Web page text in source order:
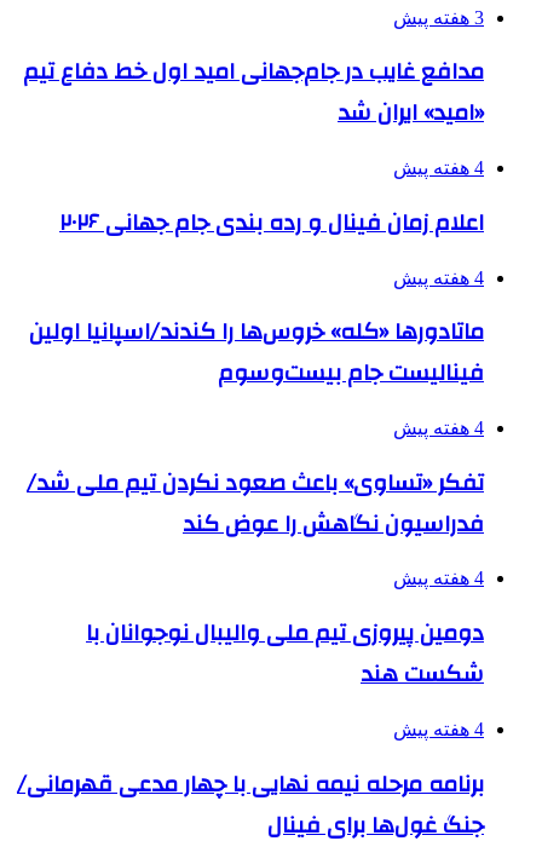
3 هفته پیش
مدافع غایب در جام‌جهانی امید اول خط دفاع تیم
«امید» ایران شد
4 هفته پیش
اعلام زمان فینال و رده بندی جام جهانی ۲۰۲۶
4 هفته پیش
ماتادورها «کله» خروس‌ها را کندند/اسپانیا اولین
فینالیست جام بیست‌وسوم
4 هفته پیش
تفکر «تساوی» باعث صعود نکردن تیم ملی شد/
فدراسیون نگاهش را عوض کند
4 هفته پیش
دومین پیروزی تیم ملی والیبال نوجوانان با
شکست هند
4 هفته پیش
برنامه مرحله نیمه نهایی با چهار مدعی قهرمانی/
جنگ غول‌ها برای فینال